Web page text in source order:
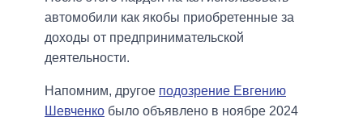
автомобили как якобы приобретенные за
доходы от предпринимательской
деятельности.
Напомним, другое подозрение Евгению
Шевченко было объявлено в ноябре 2024